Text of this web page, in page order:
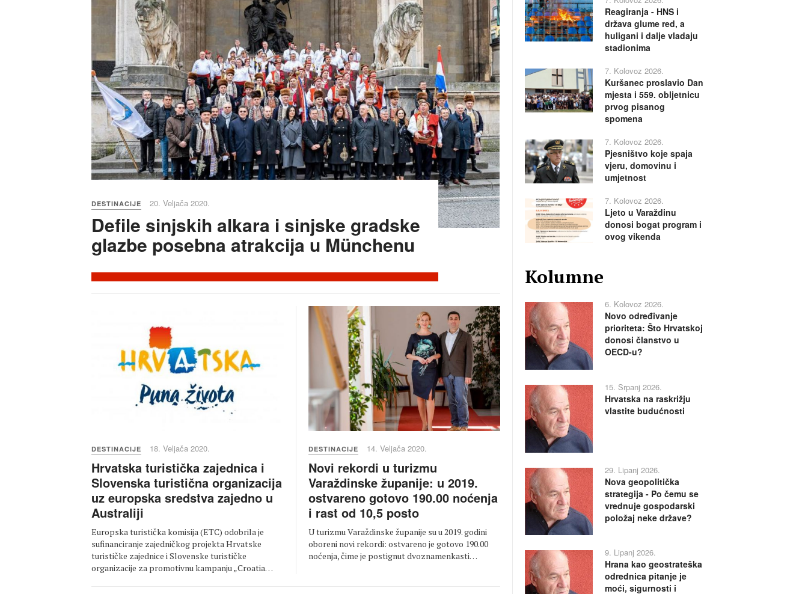
DESTINACIJE 20. Veljača 2020.
Defile sinjskih alkara i sinjske gradske
glazbe posebna atrakcija u Münchenu
DESTINACIJE 18. Veljača 2020.
Hrvatska turistička zajednica i
Slovenska turistična organizacija
uz europska sredstva zajedno u
Australiji
Europska turistička komisija (ETC) odobrila je
sufinanciranje zajedničkog projekta Hrvatske
turističke zajednice i Slovenske turističke
organizacije za promotivnu kampanju „Croatia…
DESTINACIJE 14. Veljača 2020.
Novi rekordi u turizmu
Varaždinske županije: u 2019.
ostvareno gotovo 190.00 noćenja
i rast od 10,5 posto
U turizmu Varaždinske županije su u 2019. godini
oboreni novi rekordi: ostvareno je gotovo 190.00
noćenja, čime je postignut dvoznamenkasti…
Reagiranja - HNS i
država glume red, a
huligani i dalje vladaju
stadionima
7. Kolovoz 2026.
Kuršanec proslavio Dan
mjesta i 559. obljetnicu
prvog pisanog
spomena
7. Kolovoz 2026.
Pjesništvo koje spaja
vjeru, domovinu i
umjetnost
7. Kolovoz 2026.
Ljeto u Varaždinu
donosi bogat program i
ovog vikenda
Kolumne
6. Kolovoz 2026.
Novo određivanje
prioriteta: Što Hrvatskoj
donosi članstvo u
OECD-u?
15. Srpanj 2026.
Hrvatska na raskrižju
vlastite budućnosti
29. Lipanj 2026.
Nova geopolitička
strategija - Po čemu se
vrednuje gospodarski
položaj neke države?
9. Lipanj 2026.
Hrana kao geostrateška
odrednica pitanje je
moći, sigurnosti i